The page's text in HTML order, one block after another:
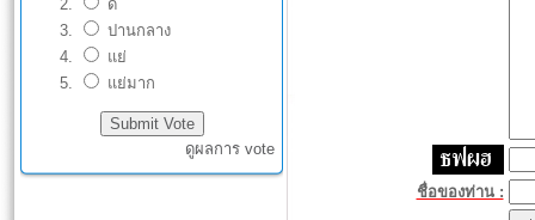
ดี
ปานกลาง
แย่
แย่มาก
ดูผลการ vote
ชื่อของท่าน :